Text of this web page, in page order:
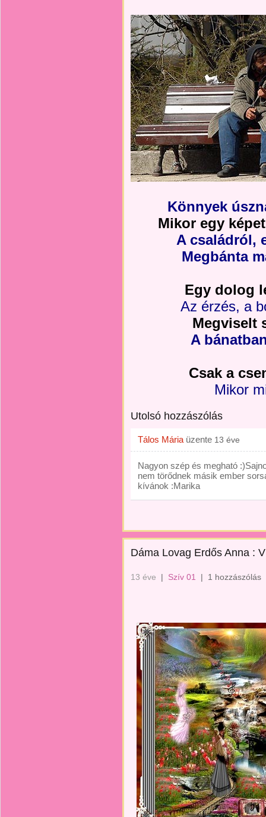
Könnyek
Mikor egy
A családról,
Megbánta
Egy dolog
Az érzés, a
Megviselt
A
Csak a
Mikor
Utolsó hozzászólás
Tálos Mária üzente 13 éve
Nagyon szép és megható
nem törődnek másik ember
kívánok :Marika
Dáma Lovag Erdős Anna :
13 éve | Szív 01 | 1 hozzászólás